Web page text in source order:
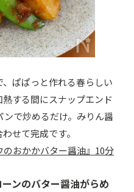
ぱぱっと作れる春らしい
する間にスナップエンド
で炒めるだけ。みりん醤
せて完成です。
のおかかバター醤油』10分
ンのバター醤油がらめ